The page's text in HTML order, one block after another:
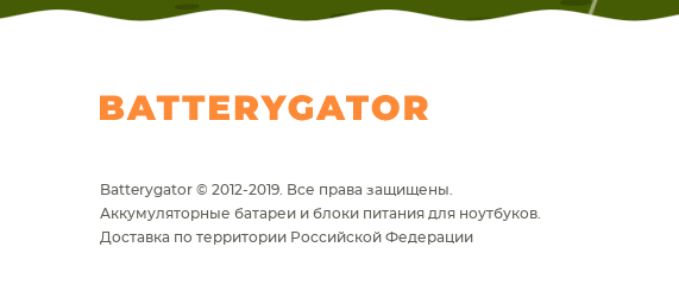
Batterygator © 2012-2019. Все права защищены.
Аккумуляторные батареи и блоки питания для ноутбуков.
Доставка по территории Российской Федерации